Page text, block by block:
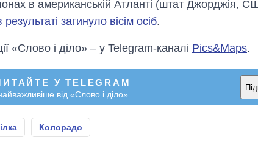
в американській Атланті (штат Джорджія,
результаті загинуло вісім осіб.
«Слово і діло» – у Telegram-каналі Pics&Maps.
У TELEGRAM
від «Слово і діло»
Колорадо